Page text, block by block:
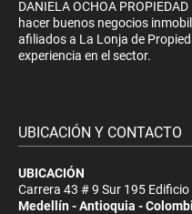
DANIELA OCHOA
hacer buenos negocios
afiliados a La Lonja de
experiencia en el sector.
UBICACIÓN Y CONTACTO
UBICACIÓN
Carrera 43 # 9 Sur 195
Medellín - Antioquia -